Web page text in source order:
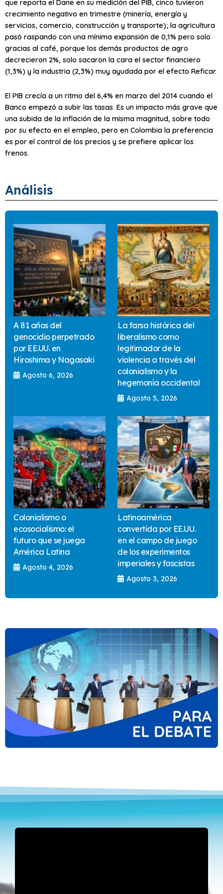
que reporta el Dane en su medición del PIB, cinco tuvieron
crecimiento negativo en trimestre (minería, energía y
servicios, comercio, construcción y transporte); la agricultura
pasó raspando con una mínima expansión de 0,1% pero solo
gracias al café, porque los demás productos de agro
decrecieron 2%, solo sacaron la cara el sector financiero
(1,3%) y la industria (2,3%) muy ayudada por el efecto Reficar.
El PIB crecía a un ritmo del 6,4% en marzo del 2014 cuando el
Banco empezó a subir las tasas. Es un impacto más grave que
una subida de la inflación de la misma magnitud, sobre todo
por su efecto en el empleo, pero en Colombia la preferencia
es por el control de los precios y se prefiere aplicar los
frenos.
Análisis
A 81 años del
genocidio perpetrado
por EE.UU. en
Hiroshima y Nagasaki
Agosto 6, 2026
La farsa histórica del
liberalismo como
legitimador de la
violencia a través del
colonialismo y la
hegemonía occidental
Agosto 5, 2026
Colonialismo o
ecosocialismo: el
futuro que se juega
América Latina
Agosto 4, 2026
Latinoamérica
convertida por EE.UU.
en el campo de juego
de los experimentos
imperiales y fascistas
Agosto 3, 2026